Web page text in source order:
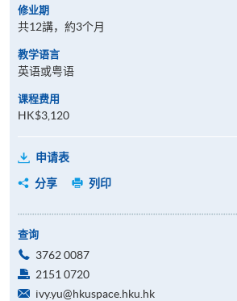
修业期
共12講，約3个月
教学语言
英语或粤语
课程费用
HK$3,120
申请表
分享
列印
查询
3762 0087
2151 0720
ivy.yu@hkuspace.hku.hk